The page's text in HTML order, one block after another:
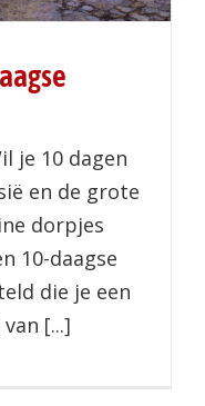
je 10 dagen
en de grote
dorpjes
10-daagse
die je een
[...]